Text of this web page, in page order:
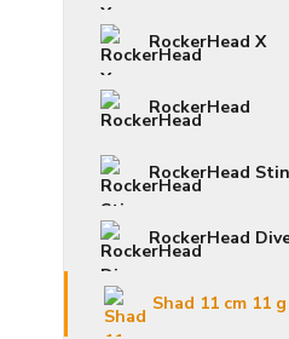
RockerHead X
RockerHead
RockerHead
RockerHead
Shad 11 cm 11 g